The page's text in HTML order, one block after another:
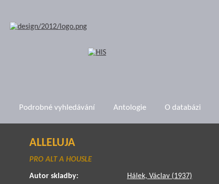
Podrobné vyhledávání Antologie O databázi
ALLELUJA
PRO ALT A HOUSLE
Autor skladby: Hálek, Václav (1937)